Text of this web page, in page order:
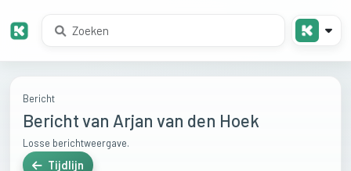
Bericht
Bericht van Arjan van den Hoek
Losse berichtweergave.
Tijdlijn